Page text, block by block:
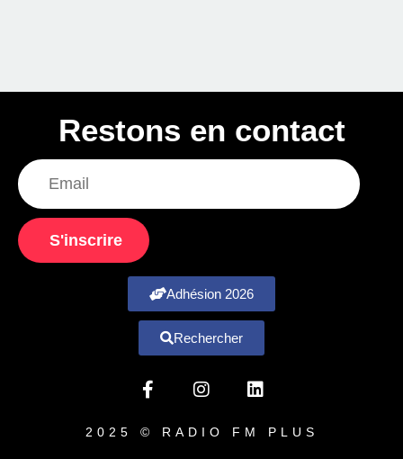
Restons en contact
S'inscrire
Adhésion 2026
Rechercher
2025 © RADIO FM PLUS